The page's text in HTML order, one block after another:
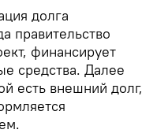
долга
правительство
финансирует
средства. Далее
есть внешний долг,